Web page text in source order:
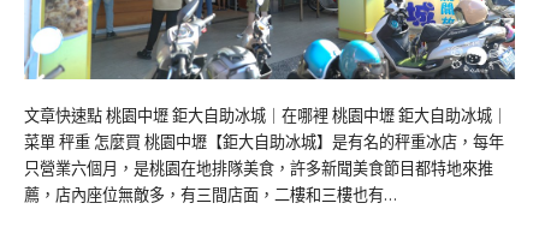
文章快速點 桃園中壢 鉅大自助冰城｜在哪裡 桃園中壢 鉅大自助冰城｜
菜單 秤重 怎麼買 桃園中壢【鉅大自助冰城】是有名的秤重冰店，每年
只營業六個月，是桃園在地排隊美食，許多新聞美食節目都特地來推
薦，店內座位無敵多，有三間店面，二樓和三樓也有…